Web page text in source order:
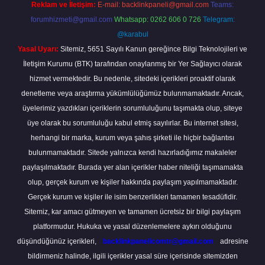
Reklam ve İletişim: E-mail: backlinkpaneli@gmail.com Teams:
forumhizmeti@gmail.com Whatsapp: 0262 606 0 726 Telegram:
@karabul
Yasal Uyarı: Sitemiz, 5651 Sayılı Kanun gereğince Bilgi Teknolojileri ve
İletişim Kurumu (BTK) tarafından onaylanmış bir Yer Sağlayıcı olarak
hizmet vermektedir. Bu nedenle, sitedeki içerikleri proaktif olarak
denetleme veya araştırma yükümlülüğümüz bulunmamaktadır. Ancak,
üyelerimiz yazdıkları içeriklerin sorumluluğunu taşımakta olup, siteye
üye olarak bu sorumluluğu kabul etmiş sayılırlar. Bu internet sitesi,
herhangi bir marka, kurum veya şahıs şirketi ile hiçbir bağlantısı
bulunmamaktadır. Sitede yalnızca kendi hazırladığımız makaleler
paylaşılmaktadır. Burada yer alan içerikler haber niteliği taşımamakta
olup, gerçek kurum ve kişiler hakkında paylaşım yapılmamaktadır.
Gerçek kurum ve kişiler ile isim benzerlikleri tamamen tesadüfidir.
Sitemiz, kar amacı gütmeyen ve tamamen ücretsiz bir bilgi paylaşım
platformudur. Hukuka ve yasal düzenlemelere aykırı olduğunu
düşündüğünüz içerikleri,
backlinkpanelicomtr@gmail.com
adresine
bildirmeniz halinde, ilgili içerikler yasal süre içerisinde sitemizden